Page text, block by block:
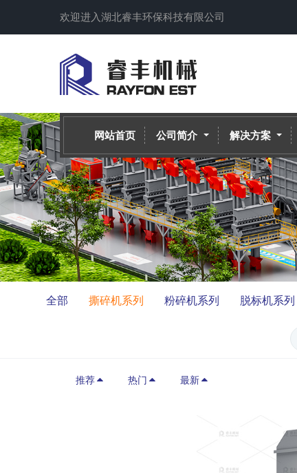
欢迎进入湖北睿丰环保科技有限公司
网站首页 公司简介 解决方案
全部 撕碎机系列 粉碎机系列 脱标机系列
推荐 热门 最新